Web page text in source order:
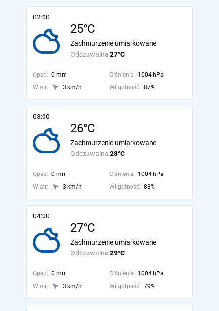
02:00
25°C
Odczuwalna 27°C
Zachmurzenie umiarkowane
Opad: 0 mm Ciśnienie: 1004 hPa
Wiatr:
3 km/h Wilgotność: 87%
03:00
26°C
Odczuwalna 28°C
Zachmurzenie umiarkowane
Opad: 0 mm Ciśnienie: 1004 hPa
Wiatr:
3 km/h Wilgotność: 83%
04:00
27°C
Odczuwalna 29°C
Zachmurzenie umiarkowane
Opad: 0 mm Ciśnienie: 1004 hPa
Wiatr:
3 km/h Wilgotność: 79%